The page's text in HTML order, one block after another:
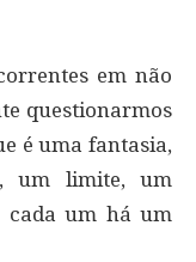
em não
questionarmos
é uma fantasia,
um limite, um
cada um há um